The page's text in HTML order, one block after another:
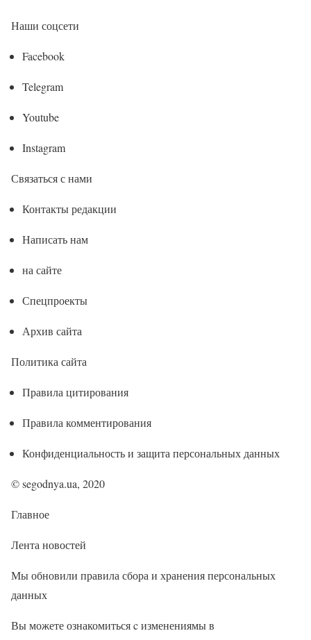
Наши соцсети
Facebook
Telegram
Youtube
Instagram
Связаться с нами
Контакты редакции
Написать нам
на сайте
Спецпроекты
Архив сайта
Политика сайта
Правила цитирования
Правила комментирования
Конфиденциальность и защита персональных данных
© segodnya.ua, 2020
Главное
Лента новостей
Мы обновили правила сбора и хранения персональных
данных
Вы можете ознакомиться c изменениямы в